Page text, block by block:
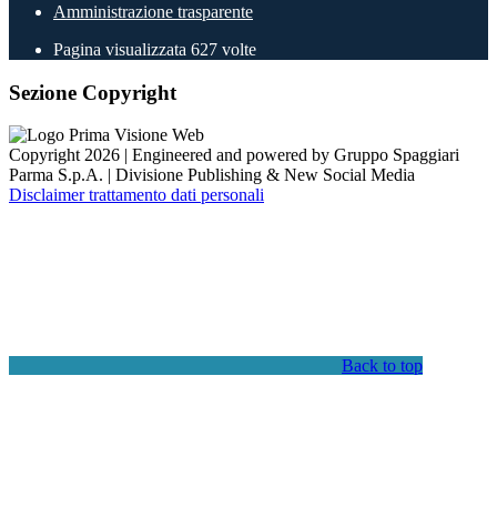
Amministrazione trasparente
Pagina visualizzata 627 volte
Sezione Copyright
Copyright 2026 | Engineered and powered by Gruppo Spaggiari
Parma S.p.A. | Divisione Publishing & New Social Media
Disclaimer trattamento dati personali
Back to top